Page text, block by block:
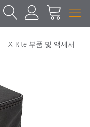
X-Rite 부품 및 액세서